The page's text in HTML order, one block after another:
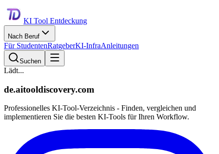
KI Tool Entdeckung
Nach Beruf
Für StudentenRatgeberKI-InfraAnleitungen
Suchen
Lädt...
de.aitooldiscovery.com
Professionelles KI-Tool-Verzeichnis - Finden, vergleichen und
implementieren Sie die besten KI-Tools für Ihren Workflow.